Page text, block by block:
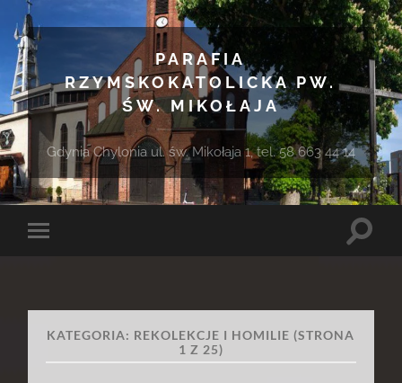
PARAFIA
RZYMSKOKATOLICKA PW.
ŚW. MIKOŁAJA
Gdynia Chylonia ul. św. Mikołaja 1, tel. 58 663 44 14
Toggle
Toggle
KATEGORIA: REKOLEKCJE I HOMILIE (STRONA
1 Z 25)